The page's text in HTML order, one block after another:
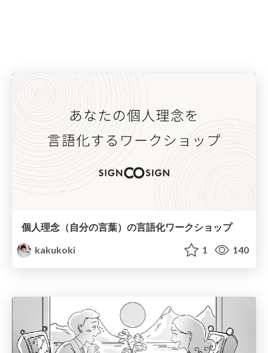
個人理念（自分の言葉）の言語化ワークショップ
kakukoki
1 140